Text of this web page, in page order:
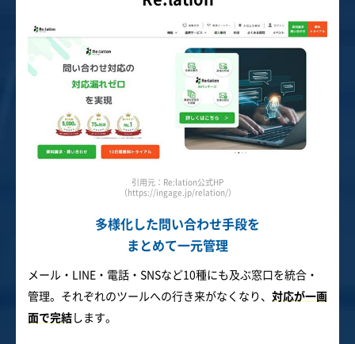
引用元：Re:lation公式HP
（https://ingage.jp/relation/）
多様化した問い合わせ手段を
まとめて一元管理
メール・LINE・電話・SNSなど10種にも及ぶ窓口を統合・
管理。それぞれのツールへの行き来がなくなり、 対応が一画
面で完結します。